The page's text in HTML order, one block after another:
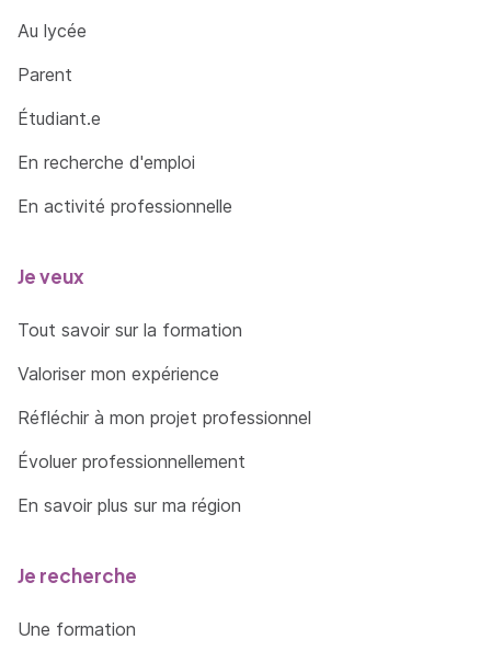
Au lycée
Parent
Étudiant.e
En recherche d'emploi
En activité professionnelle
Je veux
Tout savoir sur la formation
Valoriser mon expérience
Réfléchir à mon projet professionnel
Évoluer professionnellement
En savoir plus sur ma région
Je recherche
Une formation